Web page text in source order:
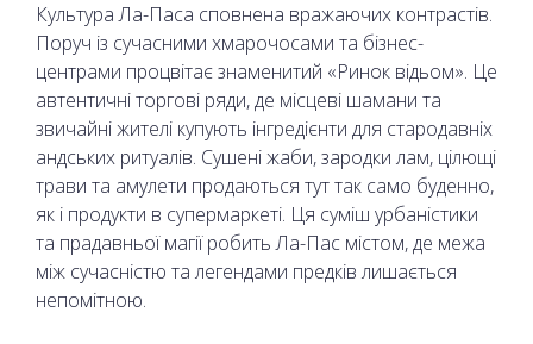
Культура Ла-Паса сповнена вражаючих контрастів.
Поруч із сучасними хмарочосами та бізнес-
центрами процвітає знаменитий «Ринок відьом». Це
автентичні торгові ряди, де місцеві шамани та
звичайні жителі купують інгредієнти для стародавніх
андських ритуалів. Сушені жаби, зародки лам, цілющі
трави та амулети продаються тут так само буденно,
як і продукти в супермаркеті. Ця суміш урбаністики
та прадавньої магії робить Ла-Пас містом, де межа
між сучасністю та легендами предків лишається
непомітною.